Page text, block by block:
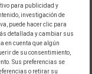
VER
para publicidad y
investigación de
puede hacer clic para
detallada y cambiar sus
en cuenta que algún
de su consentimiento,
Sus preferencias se
o retirar su